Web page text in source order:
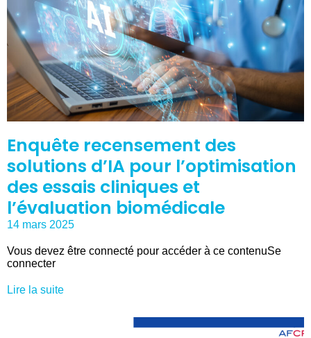
Enquête recensement des
solutions d’IA pour l’optimisation
des essais cliniques et
l’évaluation biomédicale
14 mars 2025
Vous devez être connecté pour accéder à ce contenuSe
connecter
Lire la suite